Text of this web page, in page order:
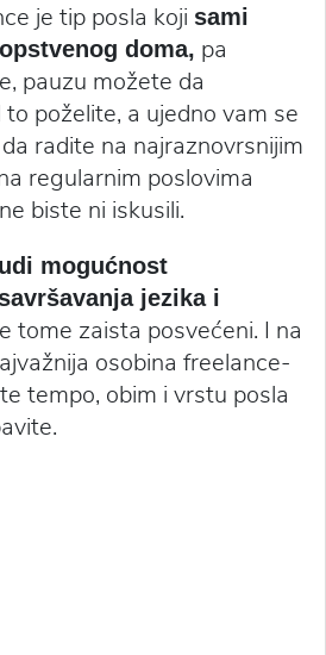
je tip posla koji sami
doma, pa
pauzu možete da
poželite, a ujedno vam se
radite na najraznovrsnijim
regularnim poslovima
biste ni iskusili.
mogućnost
jezika i
tome zaista posvećeni. I na
osobina freelance-
tempo, obim i vrstu posla